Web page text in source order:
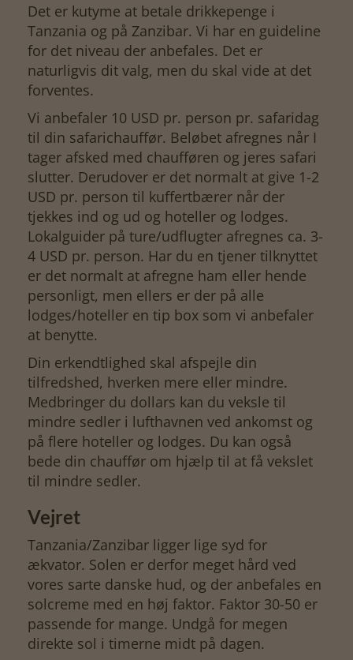
Det er kutyme at betale drikkepenge i
Tanzania og på Zanzibar. Vi har en guideline
for det niveau der anbefales. Det er
naturligvis dit valg, men du skal vide at det
forventes.
Vi anbefaler 10 USD pr. person pr. safaridag
til din safarichauffør. Beløbet afregnes når I
tager afsked med chaufføren og jeres safari
slutter. Derudover er det normalt at give 1-2
USD pr. person til kuffertbærer når der
tjekkes ind og ud og hoteller og lodges.
Lokalguider på ture/udflugter afregnes ca. 3-
4 USD pr. person. Har du en tjener tilknyttet
er det normalt at afregne ham eller hende
personligt, men ellers er der på alle
lodges/hoteller en tip box som vi anbefaler
at benytte.
Din erkendtlighed skal afspejle din
tilfredshed, hverken mere eller mindre.
Medbringer du dollars kan du veksle til
mindre sedler i lufthavnen ved ankomst og
på flere hoteller og lodges. Du kan også
bede din chauffør om hjælp til at få vekslet
til mindre sedler.
Vejret
Tanzania/Zanzibar ligger lige syd for
ækvator. Solen er derfor meget hård ved
vores sarte danske hud, og der anbefales en
solcreme med en høj faktor. Faktor 30-50 er
passende for mange. Undgå for megen
direkte sol i timerne midt på dagen.